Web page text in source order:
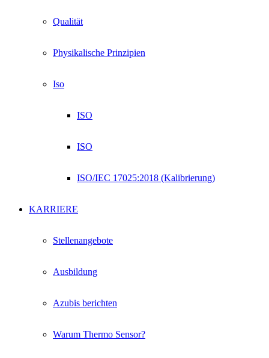
Qualität
Physikalische Prinzipien
Iso
ISO
ISO
ISO/IEC 17025:2018 (Kalibrierung)
KARRIERE
Stellenangebote
Ausbildung
Azubis berichten
Warum Thermo Sensor?